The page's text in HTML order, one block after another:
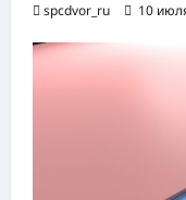
spcdvor_ru 10